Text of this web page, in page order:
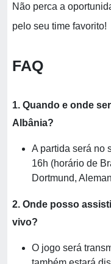
Não perca a
pelo seu time favorito!
FAQ
1. Quando e onde
Albânia?
A partida será no
16h (horário de
Dortmund,
2. Onde posso
vivo?
O jogo será